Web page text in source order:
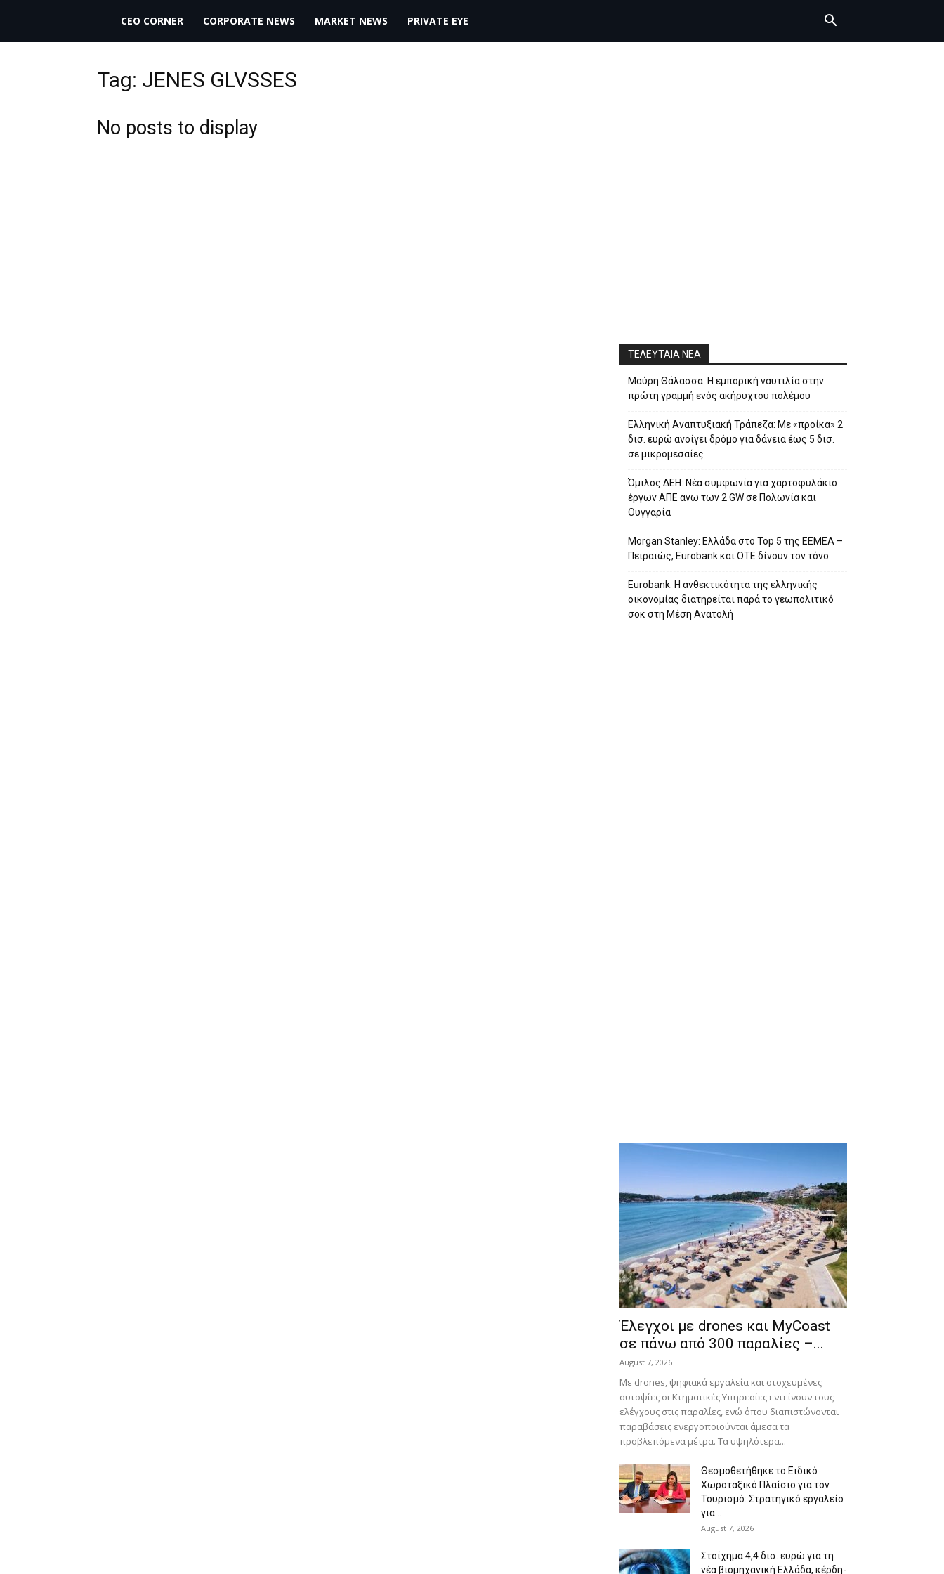
THECEO.gr
CEO CORNER CORPORATE NEWS MARKET NEWS PRIVATE EYE
Tag: JENES GLVSSES
No posts to display
ΤΕΛΕΥΤΑΙΑ ΝΕΑ
Μαύρη Θάλασσα: Η εμπορική ναυτιλία στην
πρώτη γραμμή ενός ακήρυχτου πολέμου
Ελληνική Αναπτυξιακή Τράπεζα: Με «προίκα» 2
δισ. ευρώ ανοίγει δρόμο για δάνεια έως 5 δισ.
σε μικρομεσαίες
Όμιλος ΔΕΗ: Νέα συμφωνία για χαρτοφυλάκιο
έργων ΑΠΕ άνω των 2 GW σε Πολωνία και
Ουγγαρία
Morgan Stanley: Ελλάδα στο Top 5 της EEMEA –
Πειραιώς, Eurobank και ΟΤΕ δίνουν τον τόνο
Eurobank: Η ανθεκτικότητα της ελληνικής
οικονομίας διατηρείται παρά το γεωπολιτικό
σοκ στη Μέση Ανατολή
Έλεγχοι με drones και MyCoast
σε πάνω από 300 παραλίες –...
August 7, 2026
Με drones, ψηφιακά εργαλεία και στοχευμένες
αυτοψίες οι Κτηματικές Υπηρεσίες εντείνουν τους
ελέγχους στις παραλίες, ενώ όπου διαπιστώνονται
παραβάσεις ενεργοποιούνται άμεσα τα
προβλεπόμενα μέτρα. Τα υψηλότερα...
Θεσμοθετήθηκε το Ειδικό
Χωροταξικό Πλαίσιο για τον
Τουρισμό: Στρατηγικό εργαλείο
για...
August 7, 2026
Στοίχημα 4,4 δισ. ευρώ για τη
νέα βιομηχανική Ελλάδα, κέρδη-